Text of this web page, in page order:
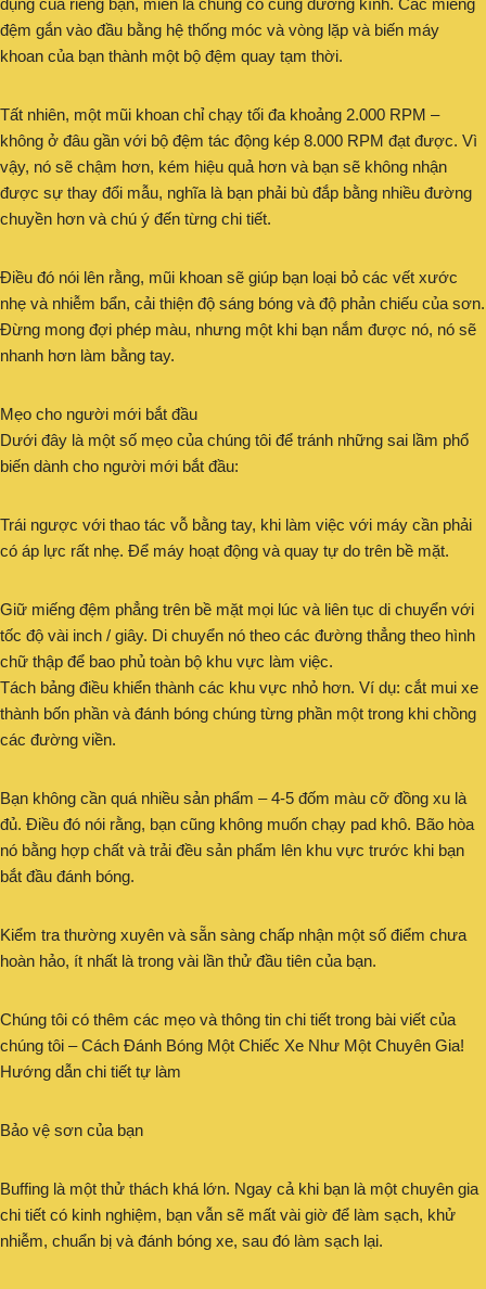
dụng của riêng bạn, miễn là chúng có cùng đường kính. Các miếng
đệm gắn vào đầu bằng hệ thống móc và vòng lặp và biến máy
khoan của bạn thành một bộ đệm quay tạm thời.
Tất nhiên, một mũi khoan chỉ chạy tối đa khoảng 2.000 RPM –
không ở đâu gần với bộ đệm tác động kép 8.000 RPM đạt được. Vì
vậy, nó sẽ chậm hơn, kém hiệu quả hơn và bạn sẽ không nhận
được sự thay đổi mẫu, nghĩa là bạn phải bù đắp bằng nhiều đường
chuyền hơn và chú ý đến từng chi tiết.
Điều đó nói lên rằng, mũi khoan sẽ giúp bạn loại bỏ các vết xước
nhẹ và nhiễm bẩn, cải thiện độ sáng bóng và độ phản chiếu của sơn.
Đừng mong đợi phép màu, nhưng một khi bạn nắm được nó, nó sẽ
nhanh hơn làm bằng tay.
Mẹo cho người mới bắt đầu
Dưới đây là một số mẹo của chúng tôi để tránh những sai lầm phổ
biến dành cho người mới bắt đầu:
Trái ngược với thao tác vỗ bằng tay, khi làm việc với máy cần phải
có áp lực rất nhẹ. Để máy hoạt động và quay tự do trên bề mặt.
Giữ miếng đệm phẳng trên bề mặt mọi lúc và liên tục di chuyển với
tốc độ vài inch / giây. Di chuyển nó theo các đường thẳng theo hình
chữ thập để bao phủ toàn bộ khu vực làm việc.
Tách bảng điều khiển thành các khu vực nhỏ hơn. Ví dụ: cắt mui xe
thành bốn phần và đánh bóng chúng từng phần một trong khi chồng
các đường viền.
Bạn không cần quá nhiều sản phẩm – 4-5 đốm màu cỡ đồng xu là
đủ. Điều đó nói rằng, bạn cũng không muốn chạy pad khô. Bão hòa
nó bằng hợp chất và trải đều sản phẩm lên khu vực trước khi bạn
bắt đầu đánh bóng.
Kiểm tra thường xuyên và sẵn sàng chấp nhận một số điểm chưa
hoàn hảo, ít nhất là trong vài lần thử đầu tiên của bạn.
Chúng tôi có thêm các mẹo và thông tin chi tiết trong bài viết của
chúng tôi – Cách Đánh Bóng Một Chiếc Xe Như Một Chuyên Gia!
Hướng dẫn chi tiết tự làm
Bảo vệ sơn của bạn
Buffing là một thử thách khá lớn. Ngay cả khi bạn là một chuyên gia
chi tiết có kinh nghiệm, bạn vẫn sẽ mất vài giờ để làm sạch, khử
nhiễm, chuẩn bị và đánh bóng xe, sau đó làm sạch lại.